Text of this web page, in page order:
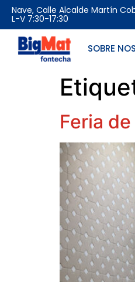
Nave, Calle Alcalde Martín
L-V 7:30-17:30
SOBRE
Feria